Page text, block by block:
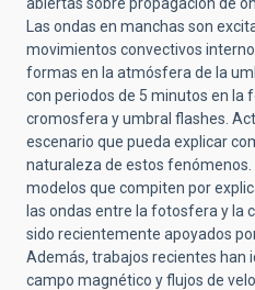
Las ondas en manchas son
movimientos convectivos
formas en la atmósfera de la
con periodos de 5 minutos en la
cromosfera y umbral flashes.
escenario que pueda explicar
naturaleza de estos fenómenos.
modelos que compiten por
las ondas entre la fotosfera y la
sido recientemente apoyados
Además, trabajos recientes han
campo magnético y flujos de